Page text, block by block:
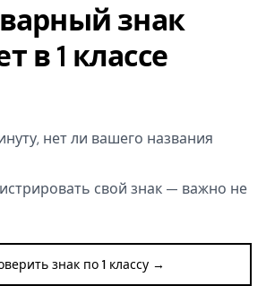
знак
в 1 классе
нет ли вашего названия
свой знак — важно не
знак по 1 классу →